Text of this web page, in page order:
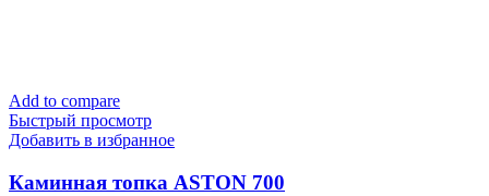
Add to compare
Быстрый просмотр
Добавить в избранное
Каминная топка ASTON 700